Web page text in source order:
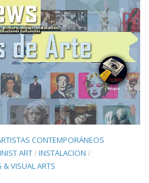
CONTEMPORÁNEOS
ART/INSTALACION /
& VISUAL ARTS